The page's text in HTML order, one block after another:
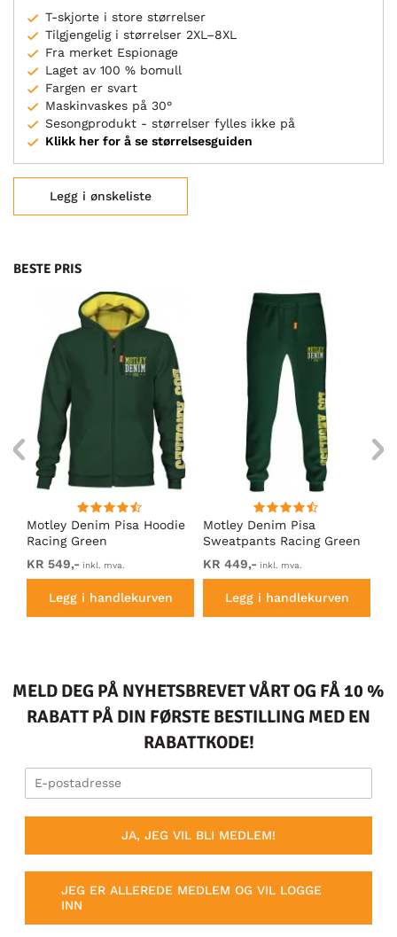
T-skjorte i store størrelser
Tilgjengelig i størrelser 2XL–8XL
Fra merket Espionage
Laget av 100 % bomull
Fargen er svart
Maskinvaskes på 30°
Sesongprodukt - størrelser fylles ikke på
Klikk her for å se størrelsesguiden
Legg i ønskeliste
BESTE PRIS
Motley Denim Pisa Hoodie
Racing Green
KR 549,- inkl. mva.
Legg i handlekurven
Motley Denim Pisa
Sweatpants Racing Green
KR 449,- inkl. mva.
Legg i handlekurven
MELD DEG PÅ NYHETSBREVET VÅRT OG FÅ 10 %
RABATT PÅ DIN FØRSTE BESTILLING MED EN
RABATTKODE!
JA, JEG VIL BLI MEDLEM!
JEG ER ALLEREDE MEDLEM OG VIL LOGGE
INN